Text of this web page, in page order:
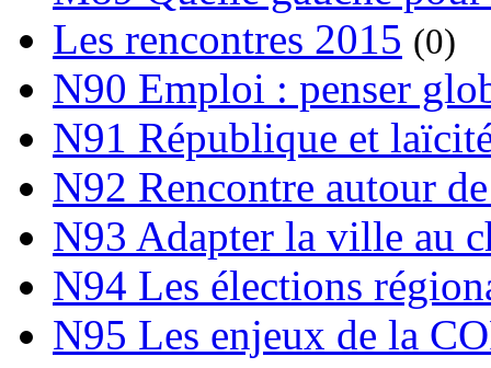
Les rencontres 2015 (0)
N90 Emploi : penser
N91 République et
N92 Rencontre autour
N93 Adapter la ville au
N94 Les élections
N95 Les enjeux de la